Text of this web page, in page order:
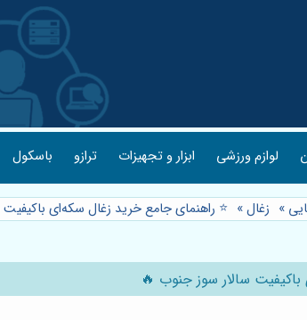
لوازم ورزشی ابزار و تجهیزات ترازو باسکول
» زغال» ⭐️ راهنمای جامع خرید زغال سکه‌ای
سالار سوز جنوب 🔥